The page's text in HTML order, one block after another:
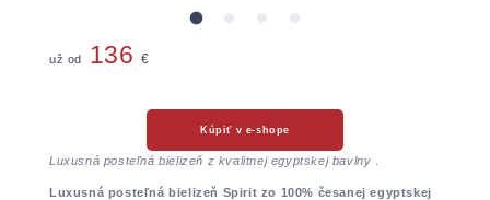
už od 136 €
Kúpiť v e-shope
Luxusná posteľná bielizeň z kvalitnej egyptskej bavlny
Luxusná posteľná bielizeň Spirit zo 100% česanej egyptskej